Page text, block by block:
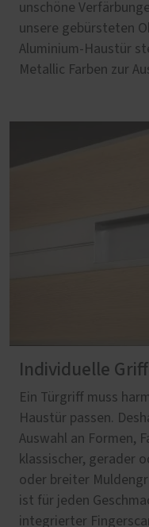
unschöne
unsere gebürsteten
Aluminium-Haustür
Metallic Farben zur
Individuelle
Ein Türgriff muss
Haustür passen.
Auswahl an Formen,
klassischer, gerader
oder breiter
ist für jeden
integrierter